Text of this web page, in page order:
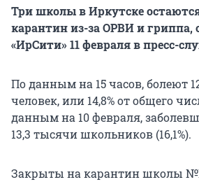
Три школы в Иркутске
карантин из-за ОРВИ и
«ИрСити» 11 февраля в пресс-
По данным на 15 часов, болеют
человек, или 14,8% от общего
данным на 10 февраля,
13,3 тысячи школьников (16,1%).
Закрыты на карантин школы